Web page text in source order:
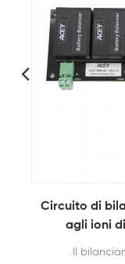
Circuito di
agli ioni
Il